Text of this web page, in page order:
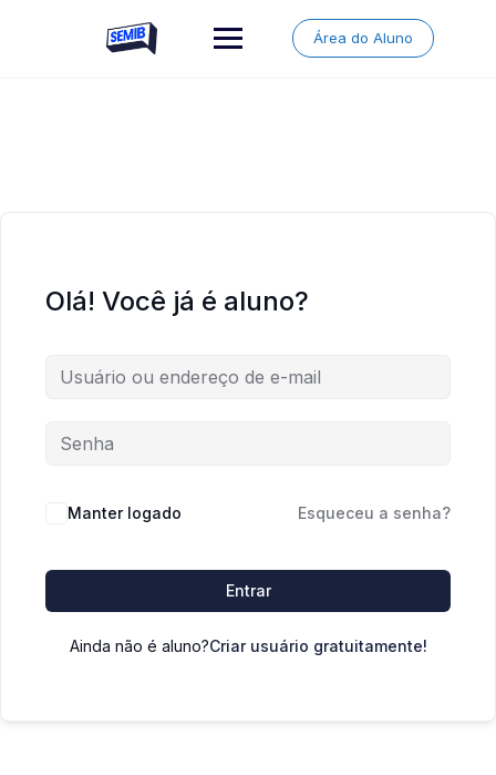
Área do Aluno
Olá! Você já é aluno?
Manter logado Esqueceu a senha?
Entrar
Ainda não é aluno?Criar usuário gratuitamente!